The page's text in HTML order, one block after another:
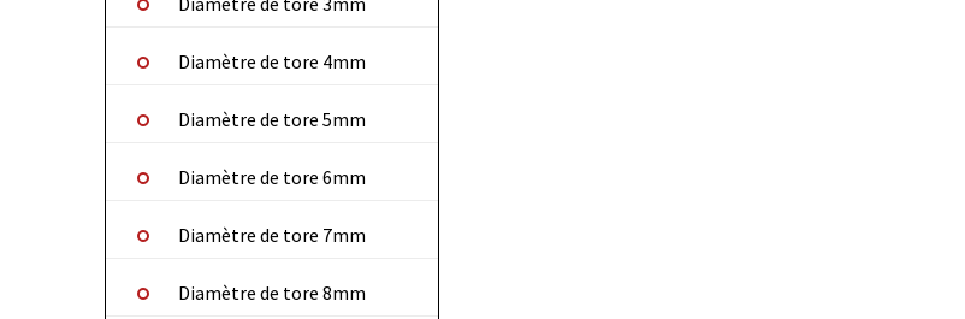
Diamètre de tore 4mm
Diamètre de tore 5mm
Diamètre de tore 6mm
Diamètre de tore 7mm
Diamètre de tore 8mm